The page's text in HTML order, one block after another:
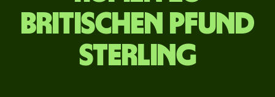
britischen Pfund
Sterling